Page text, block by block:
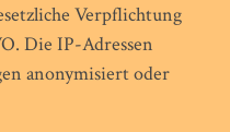
Verpflichtung
Die IP-Adressen
anonymisiert oder